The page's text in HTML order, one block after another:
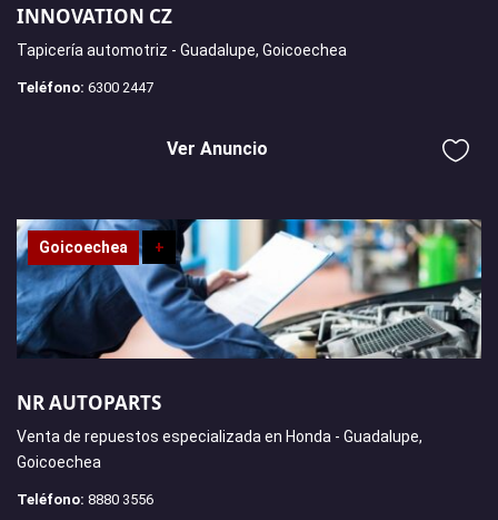
INNOVATION CZ
Tapicería automotriz - Guadalupe, Goicoechea
Teléfono: 6300 2447
Ver Anuncio
Goicoechea +
NR AUTOPARTS
Venta de repuestos especializada en Honda - Guadalupe,
Goicoechea
Teléfono: 8880 3556